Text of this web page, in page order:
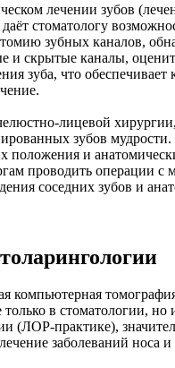
лечении зубов
стоматологу
зубных каналов,
и скрытые каналы,
зуба, что обеспечивает
лицевой
зубов мудрости.
положения и
проводить операции
соседних зубов и
компьютерная
только в стоматологии, но
(ЛОР-практике),
заболеваний носа